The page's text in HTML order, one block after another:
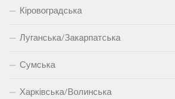
Кіровоградська
Луганська/Закарпатська
Сумська
Харківська/Волинська